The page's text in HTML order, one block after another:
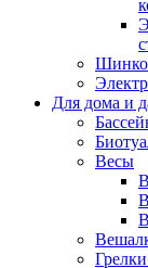
Для дома и
Весы